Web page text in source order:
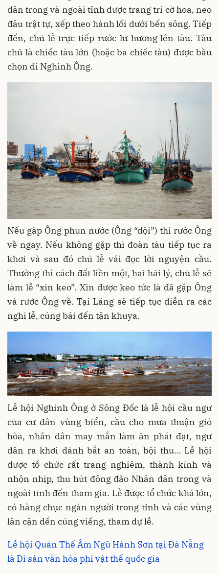
dân trong và ngoài tỉnh được trang trí cờ hoa, neo
đâu trật tự, xếp theo hành lối dưới bến sông. Tiếp
đến, chủ lễ trực tiếp rước lư hương lên tàu. Tàu
chủ là chiếc tàu lớn (hoặc ba chiếc tàu) được bầu
chọn đi Nghinh Ông.
Nếu gặp Ông phun nước (Ông “dội”) thì rước Ông
về ngay. Nếu không gặp thì đoàn tàu tiếp tục ra
khơi và sau đó chủ lễ vái đọc lời nguyện cầu.
Thường thì cách đất liền một, hai hải lý, chủ lễ sẽ
làm lễ “xin keo”. Xin được keo tức là đã gặp Ông
và rước Ông về. Tại Lăng sẽ tiếp tục diễn ra các
nghi lễ, cúng bái đến tận khuya.
Lễ hội Nghinh Ông ở Sông Đốc là lễ hội cầu ngư
của cư dân vùng biển, cầu cho mưa thuận gió
hòa, nhân dân may mắn làm ăn phát đạt, ngư
dân ra khơi đánh bắt an toàn, bội thu… Lễ hội
được tổ chức rất trang nghiêm, thành kính và
nhộn nhịp, thu hút đông đảo Nhân dân trong và
ngoài tỉnh đến tham gia. Lễ được tổ chức khá lớn,
có hàng chục ngàn người trong tỉnh và các vùng
lân cận đến cúng viếng, tham dự lễ.
Lễ hội Quán Thế Âm Ngũ Hành Sơn tại Đà Nẵng
là Di sản văn hóa phi vật thể quốc gia